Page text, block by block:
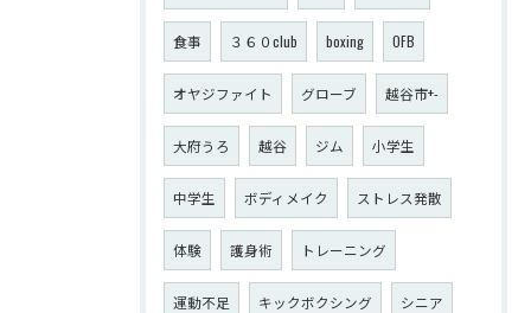
食事 ３６０club boxing OFB
オヤジファイト グローブ 越谷市+-
大府うろ 越谷 ジム 小学生
中学生 ボディメイク ストレス発散
体験 護身術 トレーニング
運動不足 キックボクシング シニア